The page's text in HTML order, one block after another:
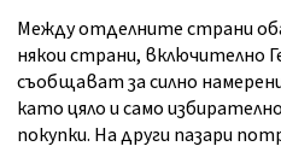
Между отделните страни
някои страни, включително
съобщават за силно
като цяло и само
покупки. На други пазари